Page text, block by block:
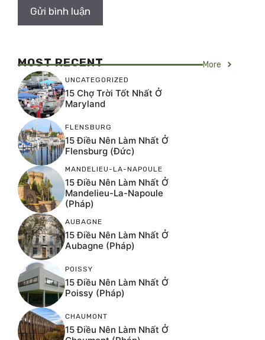
MOST RECENT More
UNCATEGORIZED
15 Chợ Trời Tốt Nhất Ở
Maryland
FLENSBURG
15 Điều Nên Làm Nhất Ở
Flensburg (Đức)
MANDELIEU-LA-NAPOULE
15 Điều Nên Làm Nhất Ở
Mandelieu-La-Napoule
(Pháp)
AUBAGNE
15 Điều Nên Làm Nhất Ở
Aubagne (Pháp)
POISSY
15 Điều Nên Làm Nhất Ở
Poissy (Pháp)
CHAUMONT
15 Điều Nên Làm Nhất Ở